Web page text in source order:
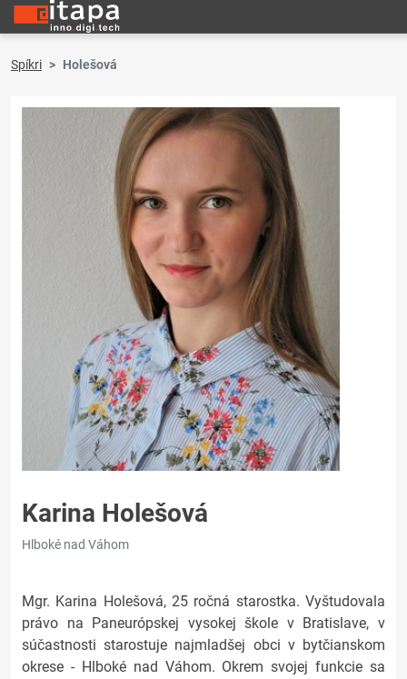
Spíkri Holešová
Karina Holešová
Hlboké nad Váhom
Mgr. Karina Holešová, 25 ročná starostka. Vyštudovala
právo na Paneurópskej vysokej škole v Bratislave, v
súčastnosti starostuje najmladšej obci v bytčianskom
okrese - Hlboké nad Váhom. Okrem svojej funkcie sa